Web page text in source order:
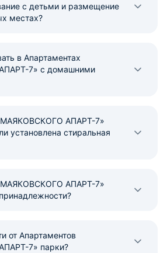
с детьми и размещение
местах?
в Апартаментах
7» с домашними
АПАРТ-7»
установлена стиральная
АПАРТ-7»
от Апартаментов
7» парки?